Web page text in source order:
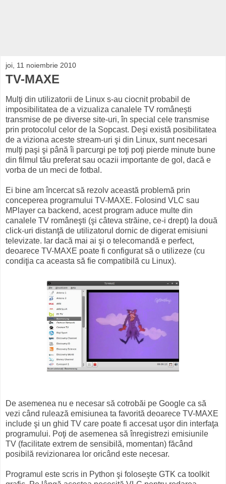
joi, 11 noiembrie 2010
TV-MAXE
Mulţi din utilizatorii de Linux s-au ciocnit probabil de
imposibilitatea de a vizualiza canalele TV româneşti
transmise de pe diverse site-uri, în special cele transmise
prin protocolul celor de la Sopcast. Deşi există posibilitatea
de a viziona aceste stream-uri şi din Linux, sunt necesari
mulţi paşi şi până îi parcurgi pe toţi poţi pierde minute bune
din filmul tău preferat sau ocazii importante de gol, dacă e
vorba de un meci de fotbal.
Ei bine am încercat să rezolv această problemă prin
conceperea programului TV-MAXE. Folosind VLC sau
MPlayer ca backend, acest program aduce multe din
canalele TV româneşti (şi câteva străine, ce-i drept) la două
click-uri distanţă de utilizatorul dornic de digerat emisiuni
televizate. Iar dacă mai ai şi o telecomandă e perfect,
deoarece TV-MAXE poate fi configurat să o utilizeze (cu
condiţia ca aceasta să fie compatibilă cu Linux).
De asemenea nu e necesar să cotrobăi pe Google ca să
vezi când rulează emisiunea ta favorită deoarece TV-MAXE
include şi un ghid TV care poate fi accesat uşor din interfaţa
programului. Poţi de asemenea să înregistrezi emisiunile
TV (facilitate extrem de sensibilă, momentan) făcând
posibilă revizionarea lor oricând este necesar.
Programul este scris in Python şi foloseşte GTK ca toolkit